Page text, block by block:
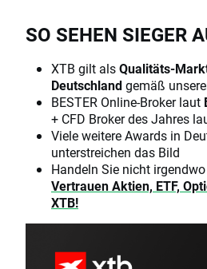
SO SEHEN SIEGER
XTB gilt alsQualitäts-
Deutschlandgemäß
BESTER Online-Broker laut
+ CFD Broker des Jahres
Viele weitere Awards in
unterstreichen das Bild
Handeln Sie nicht
Vertrauen Aktien, ETF,
XTB!